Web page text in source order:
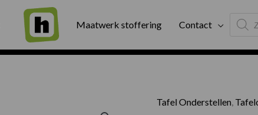
Maatwerk stoffering Contact
search
Binnen twee werkdagen geleverd
Tafel Onderstellen,